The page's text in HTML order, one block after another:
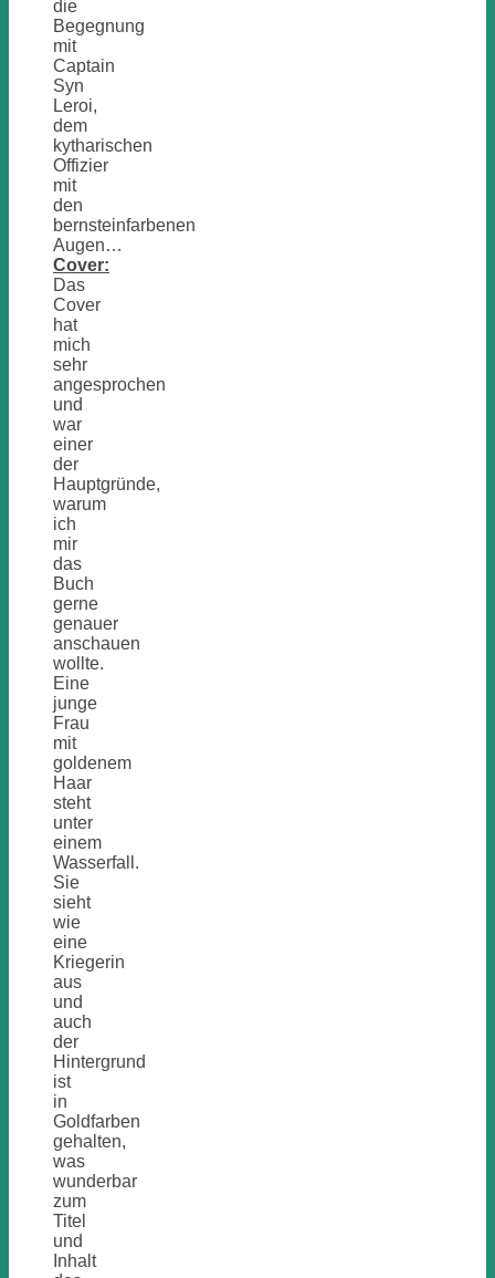
die
Begegnung
mit
Captain
Syn
Leroi,
dem
kytharischen
Offizier
mit
den
bernsteinfarbenen
Augen…
Cover:
Das
Cover
hat
mich
sehr
angesprochen
und
war
einer
der
Hauptgründe,
warum
ich
mir
das
Buch
gerne
genauer
anschauen
wollte.
Eine
junge
Frau
mit
goldenem
Haar
steht
unter
einem
Wasserfall.
Sie
sieht
wie
eine
Kriegerin
aus
und
auch
der
Hintergrund
ist
in
Goldfarben
gehalten,
was
wunderbar
zum
Titel
und
Inhalt